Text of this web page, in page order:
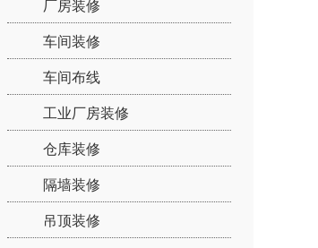
厂房装修
车间装修
车间布线
工业厂房装修
仓库装修
隔墙装修
吊顶装修